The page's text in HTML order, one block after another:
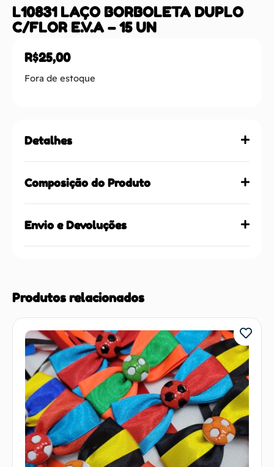
L10831 LAÇO BORBOLETA DUPLO
C/FLOR E.V.A – 15 UN
R$25,00
Fora de estoque
Detalhes
Composição do Produto
Envio e Devoluções
Produtos relacionados